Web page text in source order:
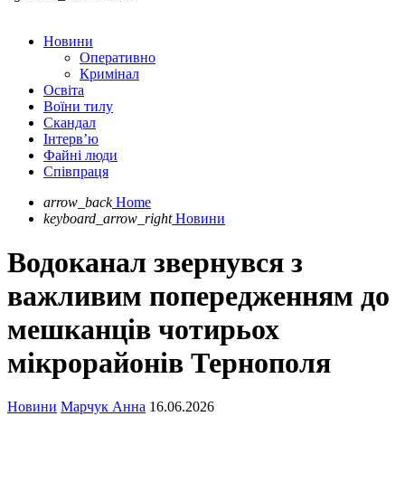
Новини
Оперативно
Кримінал
Освіта
Воїни тилу
Скандал
Інтерв’ю
Файні люди
Співпраця
arrow_back Home
keyboard_arrow_right Новини
Водоканал звернувся з
важливим попередженням до
мешканців чотирьох
мікрорайонів Тернополя
Новини Марчук Анна 16.06.2026